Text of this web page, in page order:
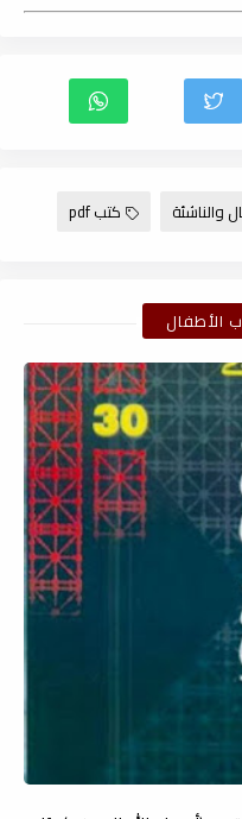
والناشئة كتب pdf
الأطفال